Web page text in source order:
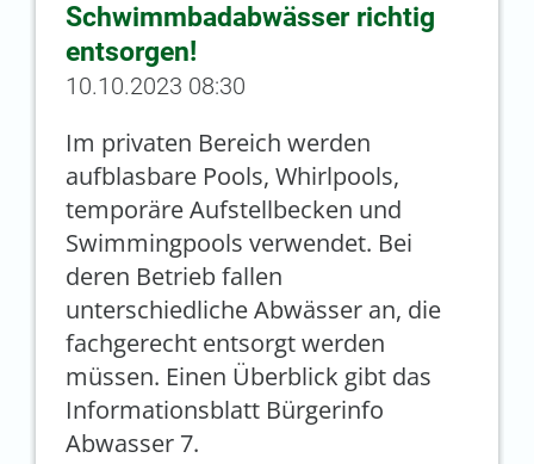
Schwimmbadabwässer richtig
entsorgen!
10.10.2023 08:30
Im privaten Bereich werden
aufblasbare Pools, Whirlpools,
temporäre Aufstellbecken und
Swimmingpools verwendet. Bei
deren Betrieb fallen
unterschiedliche Abwässer an, die
fachgerecht entsorgt werden
müssen. Einen Überblick gibt das
Informationsblatt Bürgerinfo
Abwasser 7.